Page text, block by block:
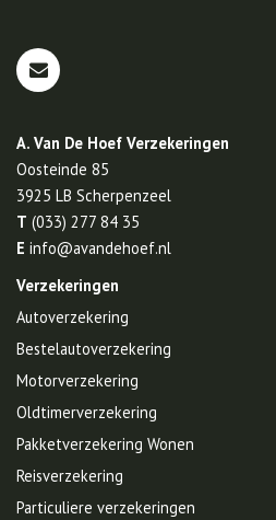
A. Van De Hoef Verzekeringen
Oosteinde 85
3925 LB Scherpenzeel
T (033) 277 84 35
E info@avandehoef.nl
Verzekeringen
Autoverzekering
Bestelautoverzekering
Motorverzekering
Oldtimerverzekering
Pakketverzekering Wonen
Reisverzekering
Particuliere verzekeringen